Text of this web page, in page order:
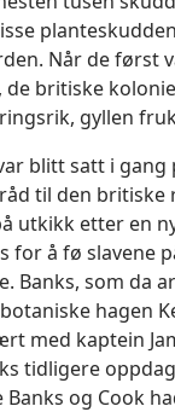
Når de først
britiske
gyllen
blitt satt i gang
råd til den
utkikk etter en
for å fø slavene
Banks, som da
hagen
med kaptein
tidligere
Banks og Cook